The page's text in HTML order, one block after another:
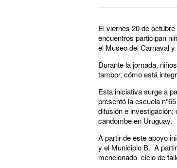
El viernes 20 de
encuentros participan
el Museo del Carnaval
Durante la jornada,
tambor, cómo está
Esta iniciativa surge a
presentó la escuela
difusión e
candombe en Uruguay.
A partir de este apoyo
y el Municipio B. A
mencionado ciclo de